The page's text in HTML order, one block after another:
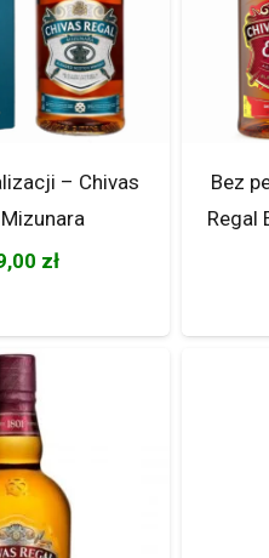
– Chivas
zł
Bez
Regal